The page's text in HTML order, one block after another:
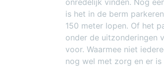
is het in de berm
150 meter lopen. Of het
onder de uitzonderingen
voor. Waarmee niet
nog wel met zorg en er